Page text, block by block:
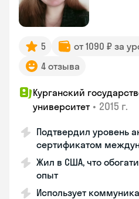
5 от 1090 ₽ за
4 отзыва
Курганский
университет • 2015 г.
Подтвердил уровень
сертификатом
Жил в США, что
опыт
Использует